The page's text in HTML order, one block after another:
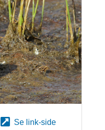
Se link-side